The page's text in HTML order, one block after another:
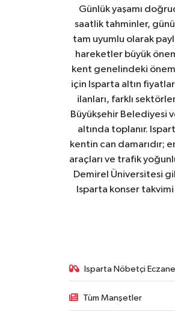
Günlük yaşamı
saatlik tahminler,
tam uyumlu olarak
hareketler büyük
kent genelindeki
için Isparta altın
ilanları, farklı
Büyükşehir Belediyesi
altında toplanır.
kentin can damarıdır;
araçları ve trafik
Demirel Üniversitesi
Isparta konser
Isparta Nöbetçi
Tüm Manşetler